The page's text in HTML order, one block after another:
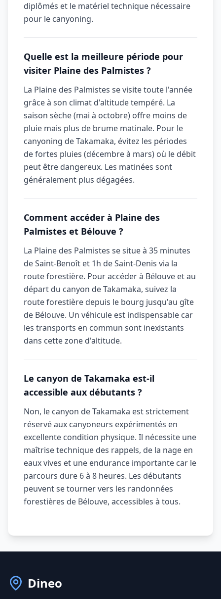
diplômés et le matériel technique nécessaire
pour le canyoning.
Quelle est la meilleure période pour
visiter Plaine des Palmistes ?
La Plaine des Palmistes se visite toute l'année
grâce à son climat d'altitude tempéré. La
saison sèche (mai à octobre) offre moins de
pluie mais plus de brume matinale. Pour le
canyoning de Takamaka, évitez les périodes
de fortes pluies (décembre à mars) où le débit
peut être dangereux. Les matinées sont
généralement plus dégagées.
Comment accéder à Plaine des
Palmistes et Bélouve ?
La Plaine des Palmistes se situe à 35 minutes
de Saint-Benoît et 1h de Saint-Denis via la
route forestière. Pour accéder à Bélouve et au
départ du canyon de Takamaka, suivez la
route forestière depuis le bourg jusqu'au gîte
de Bélouve. Un véhicule est indispensable car
les transports en commun sont inexistants
dans cette zone d'altitude.
Le canyon de Takamaka est-il
accessible aux débutants ?
Non, le canyon de Takamaka est strictement
réservé aux canyoneurs expérimentés en
excellente condition physique. Il nécessite une
maîtrise technique des rappels, de la nage en
eaux vives et une endurance importante car le
parcours dure 6 à 8 heures. Les débutants
peuvent se tourner vers les randonnées
forestières de Bélouve, accessibles à tous.
Dineo